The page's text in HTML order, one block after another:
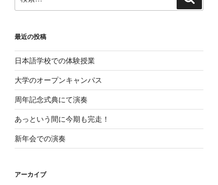
最近の投稿
日本語学校での体験授業
大学のオープンキャンパス
周年記念式典にて演奏
あっという間に今期も完走！
新年会での演奏
アーカイブ